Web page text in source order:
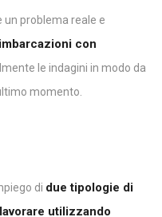
un problema reale e
con
le indagini in modo da
momento.
di due tipologie di
utilizzando